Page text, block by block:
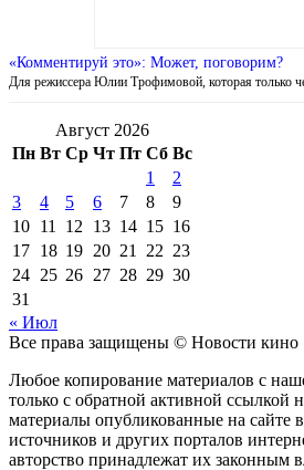
«Комментируй это»: Может, поговорим?
Для режиссера Юлии Трофимовой, которая только
Август 2026
Пн Вт Ср Чт Пт Сб Вс
1
2
3
4 5 6 7 8
9
10 11 12 13 14 15 16
17 18 19 20 21 22 23
24 25 26 27 28 29 30
31
« Июл
Все права защищены © Новости кино
Любое копирование материалов с
только с обратной активной ссылкой
материалы опубликованные на сайте
источников и других порталов
авторство принадлежат их законным